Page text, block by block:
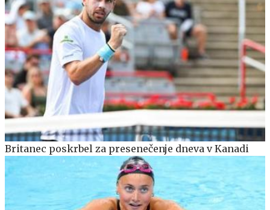
Britanec poskrbel za presenečenje dneva v Kanadi